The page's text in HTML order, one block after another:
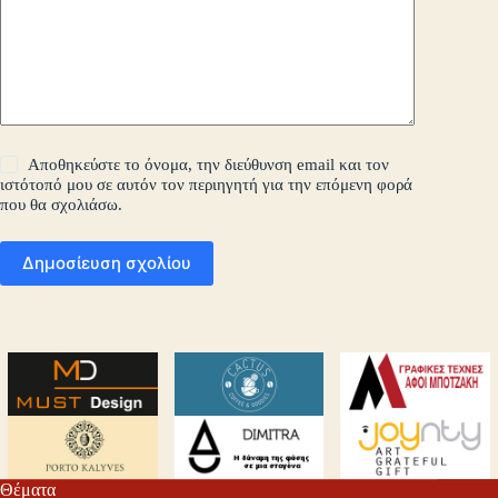
Αποθηκεύστε το όνομα, την διεύθυνση email και τον
ιστότοπό μου σε αυτόν τον περιηγητή για την επόμενη φορά
που θα σχολιάσω.
Δημοσίευση σχολίου
Θέματα